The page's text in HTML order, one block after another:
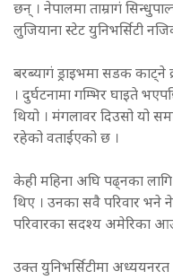
छन् । नेपालमा ताम्रागं
लुजियाना स्टेट युनिभर्सिटी
बरब्यागं ड्राइभमा सडक
। दुर्घटनामा गम्भिर घाइते
थियो । मंगलावर दिउसो यो
रहेको वताईएको छ ।
केही महिना अघि पढ्नका
थिए । उनका सवै परिवार भने
परिवारका सदश्य अमेरिका
उक्त युनिभर्सिटीमा